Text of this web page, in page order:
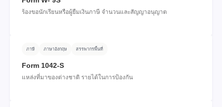
ร้องขอนักเรียนหรือผู้ยืมเงินภาษี จํานวนและสัญญาอนุญาต
ภาษี ภาษาอังกฤษ สรรพากรพื้นที่
Form 1042-S
แหล่งที่มาของต่างชาติ รายได้ในการป้องกัน